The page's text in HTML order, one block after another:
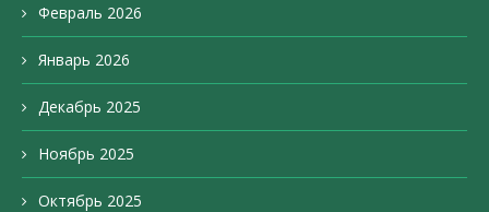
Февраль 2026
Январь 2026
Декабрь 2025
Ноябрь 2025
Октябрь 2025